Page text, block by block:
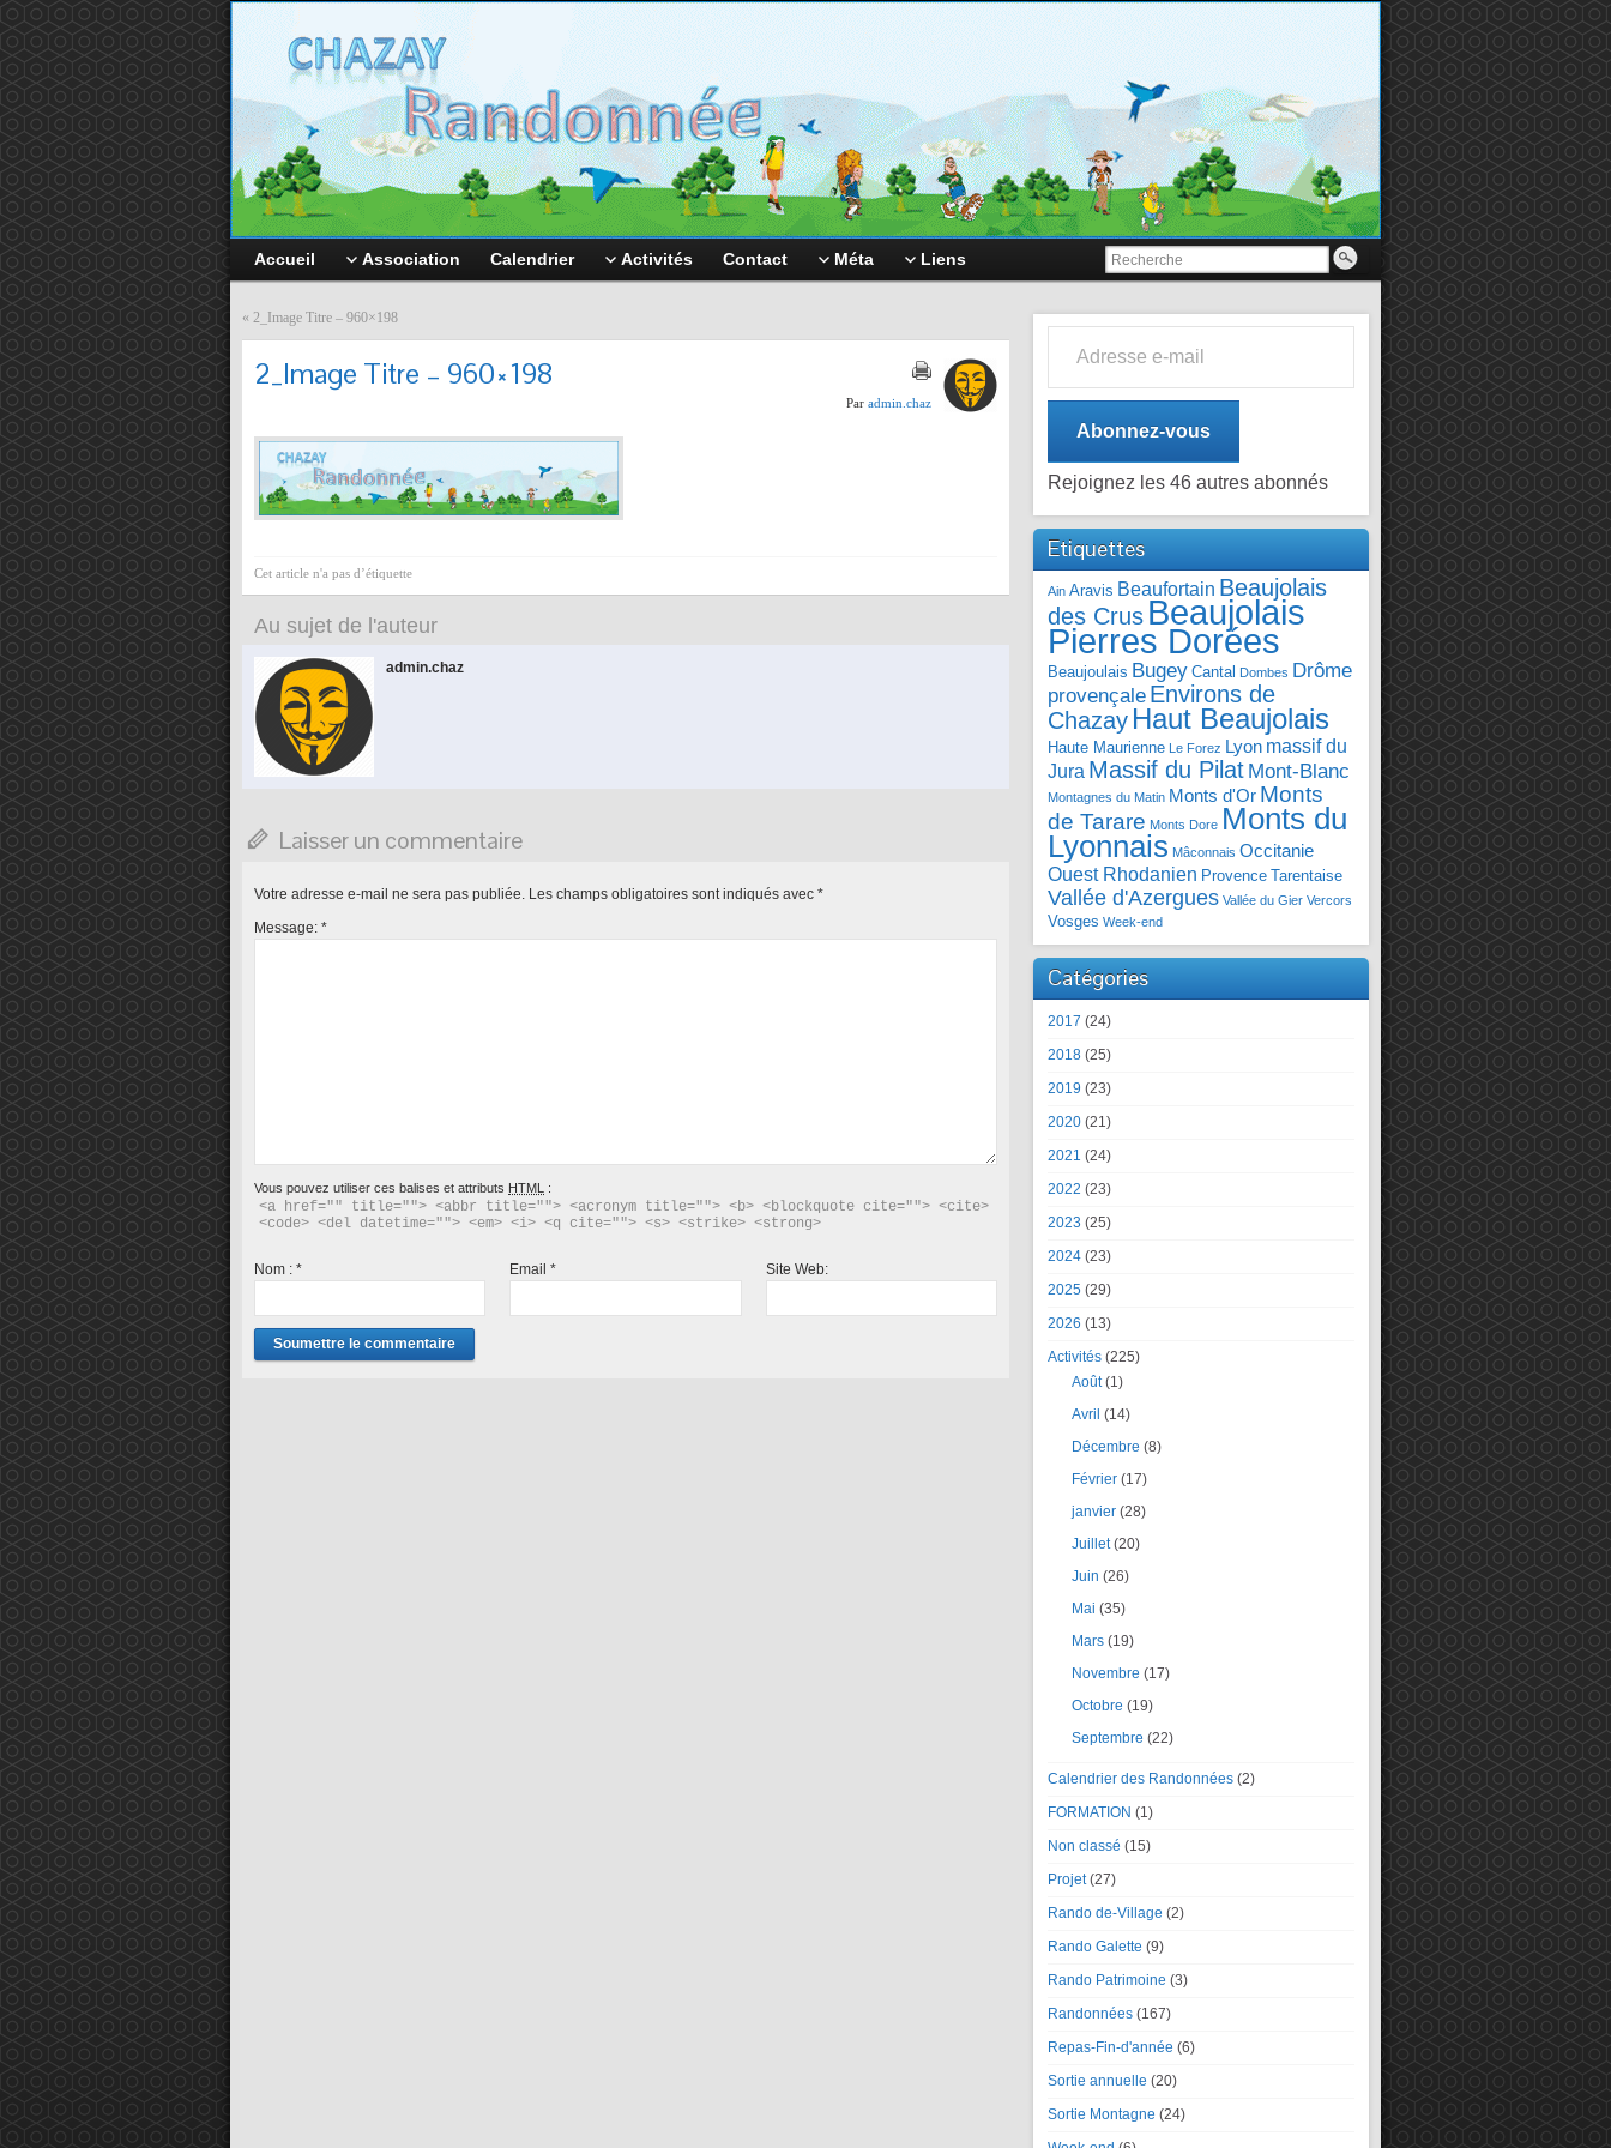
Accueil Association Calendrier Activités Contact Méta Liens
« 2_Image Titre – 960×198
2_Image Titre – 960×198
Par admin.chaz
Cet article n'a pas d’étiquette
Au sujet de l'auteur
admin.chaz
Laisser un commentaire
Votre adresse e-mail ne sera pas publiée. Les champs obligatoires sont indiqués avec *
Message: *
Vous pouvez utiliser ces balises et attributs HTML :
<a href="" title=""> <abbr title=""> <acronym title=""> <b> <blockquote cite=""> <cite>
<code> <del datetime=""> <em> <i> <q cite=""> <s> <strike> <strong>
Nom : * Email* Site Web:
Adresse e-mail
Abonnez-vous
Rejoignez les 46 autres abonnés
Etiquettes
Ain Aravis Beaufortain Beaujolais
des Crus Beaujolais
Pierres Dorées
Beaujoulais Bugey Cantal Dombes Drôme
provençale Environs de
Chazay Haut Beaujolais
Haute Maurienne Le Forez Lyon massif du
Jura Massif du Pilat Mont-Blanc
Montagnes du Matin Monts d'Or Monts
de Tarare Monts Dore Monts du
Lyonnais Mâconnais Occitanie
Ouest Rhodanien Provence Tarentaise
Vallée d'Azergues Vallée du Gier Vercors
Vosges Week-end
Catégories
2017 (24)
2018 (25)
2019 (23)
2020 (21)
2021 (24)
2022 (23)
2023 (25)
2024 (23)
2025 (29)
2026 (13)
Activités (225)
Août(1)
Avril (14)
Décembre (8)
Février (17)
janvier (28)
Juillet(20)
Juin (26)
Mai (35)
Mars (19)
Novembre (17)
Octobre (19)
Septembre (22)
Calendrier des Randonnées (2)
FORMATION (1)
Non classé (15)
Projet(27)
Rando de-Village (2)
Rando Galette (9)
Rando Patrimoine (3)
Randonnées (167)
Repas-Fin-d'année (6)
Sortie annuelle (20)
Sortie Montagne (24)